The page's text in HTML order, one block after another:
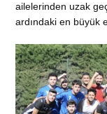
ailelerinden uzak
ardındaki en büyük